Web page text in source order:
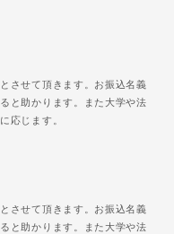
させて頂きます。お振込名義
と助かります。また大学や法
応じます。
させて頂きます。お振込名義
と助かります。また大学や法